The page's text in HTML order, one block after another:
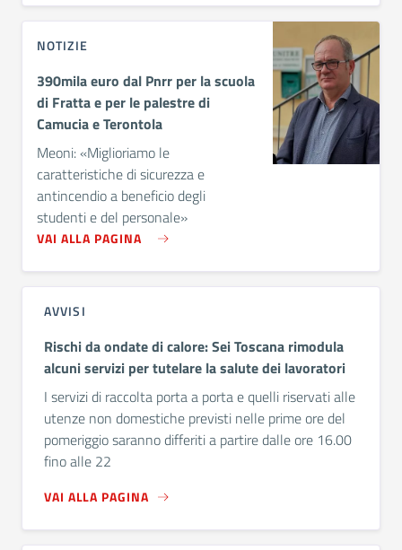
NOTIZIE
390mila euro dal Pnrr per la scuola
di Fratta e per le palestre di
Camucia e Terontola
Meoni: «Miglioriamo le
caratteristiche di sicurezza e
antincendio a beneficio degli
studenti e del personale»
VAI ALLA PAGINA
AVVISI
Rischi da ondate di calore: Sei Toscana rimodula
alcuni servizi per tutelare la salute dei lavoratori
I servizi di raccolta porta a porta e quelli riservati alle
utenze non domestiche previsti nelle prime ore del
pomeriggio saranno differiti a partire dalle ore 16.00
fino alle 22
VAI ALLA PAGINA